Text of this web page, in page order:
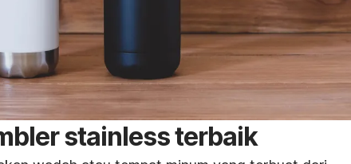
stainless terbaik